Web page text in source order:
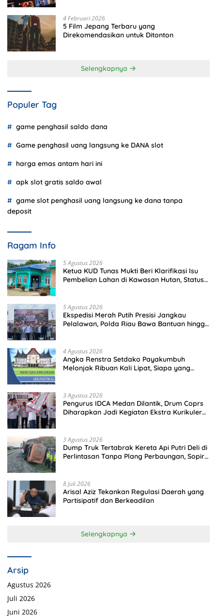
4 Februari 2026
5 Film Jepang Terbaru yang
Direkomendasikan untuk Ditonton
Selengkapnya
Populer Tag
game penghasil saldo dana
Game penghasil uang langsung ke DANA slot
harga emas antam hari ini
apk slot gratis saldo awal
game slot penghasil uang langsung ke dana tanpa
deposit
Ragam Info
5 Agustus 2026
Ketua KUD Tunas Mukti Beri Klarifikasi Isu
Pembelian Lahan di Kawasan Hutan, Status
5 Agustus 2026
Ekspedisi Merah Putih Presisi Jangkau
Pelalawan, Polda Riau Bawa Bantuan hingga
4 Agustus 2026
Angka Renstra Setdako Payakumbuh
Melonjak Ribuan Kali Lipat, Siapa yang
3 Agustus 2026
Pengurus IDCA Medan Dilantik, Drum Coprs
Diharapkan Jadi Kegiatan Ekstra Kurikuler
3 Agustus 2026
Dump Truk Tertabrak Kereta Api Putri Deli di
Perlintasan Tanpa Plang Perbaungan, Sopir
8 Juli 2026
Arisal Aziz Tekankan Regulasi Daerah yang
Partisipatif dan Berkeadilan
Selengkapnya
Arsip
Agustus 2026
Juli 2026
Juni 2026